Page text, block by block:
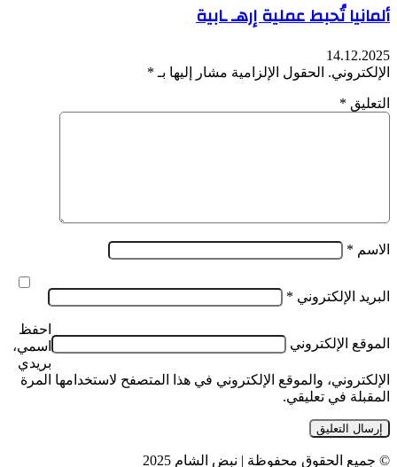
ألمانيا تُحبط عملية إرهـ ـابية
14.12.2025
الإلكتروني. الحقول الإلزامية مشار إليها بـ *
التعليق *
الاسم *
البريد الإلكتروني *
الموقع الإلكتروني
احفظ
اسمي،
بريدي
الإلكتروني، والموقع الإلكتروني في هذا المتصفح لاستخدامها المرة
المقبلة في تعليقي.
© جميع الحقوق محفوظة | نبض الشام 2025